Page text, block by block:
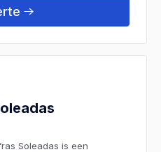
Soleadas is een